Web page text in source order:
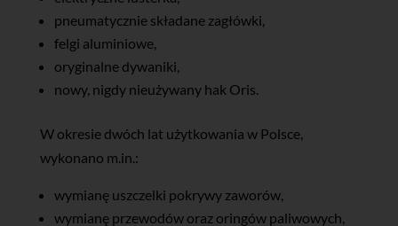
pneumatycznie składane zagłówki,
felgi aluminiowe,
oryginalne dywaniki,
nowy, nigdy nieużywany hak Oris.
W okresie dwóch lat użytkowania w Polsce,
wykonano m.in.:
wymianę uszczelki pokrywy zaworów,
wymianę przewodów oraz oringów paliwowych,